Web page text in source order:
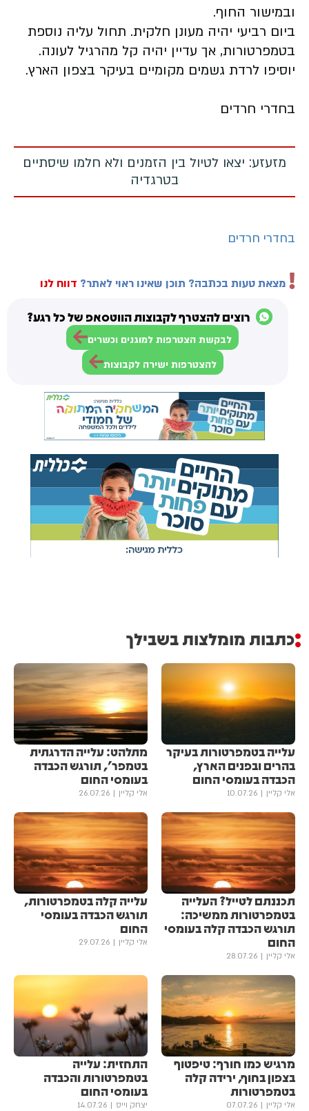
ובמישור החוף.
ביום רביעי יהיה מעונן חלקית. תחול עליה נוספת
בטמפרטורות, אך עדיין יהיה קל מהרגיל לעונה.
יוסיפו לרדת גשמים מקומיים בעיקר בצפון הארץ.
בחדרי חרדים
מזעזע: יצאו לטיול בין הזמנים ולא חלמו שיסתיים
בטרגדיה
בחדרי חרדים
מצאת טעות בכתבה? תוכן שאינו ראוי לאתר? דווח לנו
רוצים להצטרף לקבוצות הווטסאפ של כל רגע?
לבקשת הצטרפות למוגנים וכשרים
להצטרפות ישירה לקבוצות
כתבות מומלצות בשבילך
עלייה בטמפרטורות בעיקר
בהרים ובפנים הארץ,
הכבדה בעומסי החום
אלי קליין 10.07.26
מתלהט: עלייה הדרגתית
בטמפר', תורגש הכבדה
בעומסי החום
אלי קליין 26.07.26
תכננתם לטייל? העלייה
בטמפרטורות ממשיכה:
תורגש הכבדה קלה בעומסי
החום
אלי קליין 28.07.26
עלייה קלה בטמפרטורות,
תורגש הכבדה בעומסי
החום
אלי קליין 29.07.26
מרגיש כמו חורף: טיפטוף
בצפון בחוף, ירידה קלה
בטמפרטורות
אלי קליין 07.07.26
התחזית: עלייה
בטמפרטורות והכבדה
בעומסי החום
יצחק וייס 14.07.26